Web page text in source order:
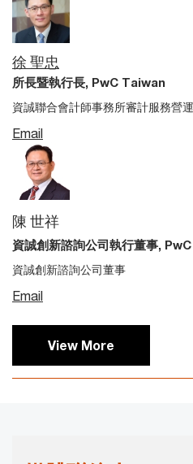
徐 聖忠
所長暨執行長, PwC Taiwan
資誠聯合會計師事務所審計服務營
Email
陳 世祥
資誠創新諮詢公司執行董事,
資誠創新諮詢公司董事
Email
View More